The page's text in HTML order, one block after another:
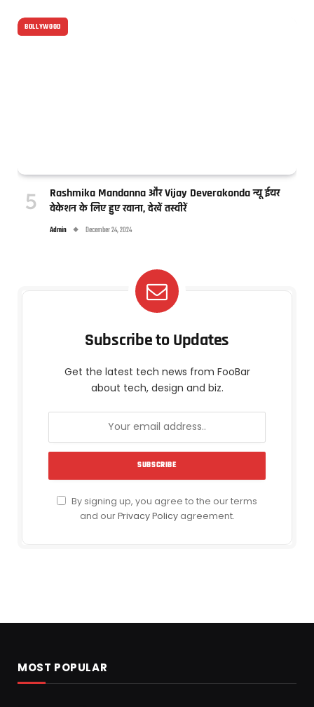
BOLLYWOOD
Rashmika Mandanna और Vijay Deverakonda न्यू ईयर
वेकेशन के लिए हुए रवाना, देखें तस्वीरें
Admin December 24, 2024
Subscribe to Updates
Get the latest tech news from FooBar
about tech, design and biz.
By signing up, you agree to the our terms
and ourPrivacy Policyagreement.
MOST POPULAR